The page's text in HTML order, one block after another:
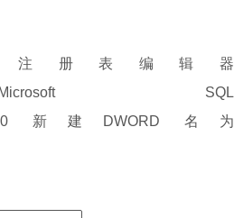
注册表编辑器
SQL
新建DWORD 名为